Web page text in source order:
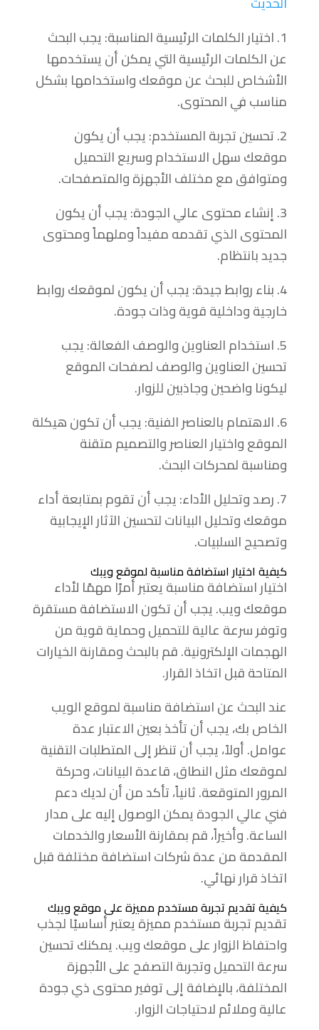
1. اختيار الكلمات الرئيسية المناسبة: يجب البحث
عن الكلمات الرئيسية التي يمكن أن يستخدمها
الأشخاص للبحث عن موقعك واستخدامها بشكل
مناسب في المحتوى.
2. تحسين تجربة المستخدم: يجب أن يكون
موقعك سهل الاستخدام وسريع التحميل
ومتوافق مع مختلف الأجهزة والمتصفحات.
3. إنشاء محتوى عالي الجودة: يجب أن يكون
المحتوى الذي تقدمه مفيداً وملهماً ومحتوى
جديد بانتظام.
4. بناء روابط جيدة: يجب أن يكون لموقعك روابط
خارجية وداخلية قوية وذات جودة.
5. استخدام العناوين والوصف الفعالة: يجب
تحسين العناوين والوصف لصفحات الموقع
ليكونا واضحين وجاذبين للزوار.
6. الاهتمام بالعناصر الفنية: يجب أن تكون هيكلة
الموقع واختيار العناصر والتصميم متقنة
ومناسبة لمحركات البحث.
7. رصد وتحليل الأداء: يجب أن تقوم بمتابعة أداء
موقعك وتحليل البيانات لتحسين الآثار الإيجابية
وتصحيح السلبيات.
كيفية اختيار استضافة مناسبة لموقع ويبك
اختيار استضافة مناسبة يعتبر أمرًا مهمًا لأداء
موقعك ويب. يجب أن تكون الاستضافة مستقرة
وتوفر سرعة عالية للتحميل وحماية قوية من
الهجمات الإلكترونية. قم بالبحث ومقارنة الخيارات
المتاحة قبل اتخاذ القرار.
عند البحث عن استضافة مناسبة لموقع الويب
الخاص بك، يجب أن تأخذ بعين الاعتبار عدة
عوامل. أولاً، يجب أن تنظر إلى المتطلبات التقنية
لموقعك مثل النطاق، قاعدة البيانات، وحركة
المرور المتوقعة. ثانياً، تأكد من أن لديك دعم
فني عالي الجودة يمكن الوصول إليه على مدار
الساعة. وأخيراً، قم بمقارنة الأسعار والخدمات
المقدمة من عدة شركات استضافة مختلفة قبل
اتخاذ قرار نهائي.
كيفية تقديم تجربة مستخدم مميزة على موقع ويبك
تقديم تجربة مستخدم مميزة يعتبر أساسيًا لجذب
واحتفاظ الزوار على موقعك ويب. يمكنك تحسين
سرعة التحميل وتجربة التصفح على الأجهزة
المختلفة، بالإضافة إلى توفير محتوى ذي جودة
عالية وملائم لاحتياجات الزوار.